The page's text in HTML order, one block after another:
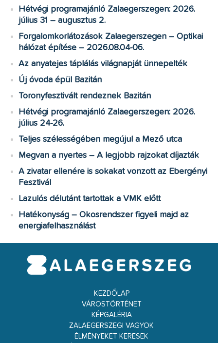
Hétvégi programajánló Zalaegerszegen: 2026.
július 31 – augusztus 2.
Forgalomkorlátozások Zalaegerszegen – Optikai
hálózat építése – 2026.08.04-06.
Az anyatejes táplálás világnapját ünnepelték
Új óvoda épül Bazitán
Toronyfesztivált rendeznek Bazitán
Hétvégi programajánló Zalaegerszegen: 2026.
július 24-26.
Teljes szélességében megújul a Mező utca
Megvan a nyertes – A legjobb rajzokat díjazták
A zivatar ellenére is sokakat vonzott az Ebergényi
Fesztivál
Lazulós délutánt tartottak a VMK előtt
Hatékonyság – Okosrendszer figyeli majd az
energiafelhasználást
KEZDŐLAP
VÁROSTÖRTÉNET
KÉPGALÉRIA
ZALAEGERSZEGI VAGYOK
ÉLMÉNYEKET KERESEK